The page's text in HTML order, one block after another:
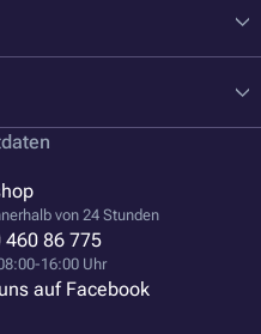
von 24 Stunden
460 86 775
16:00 Uhr
auf Facebook